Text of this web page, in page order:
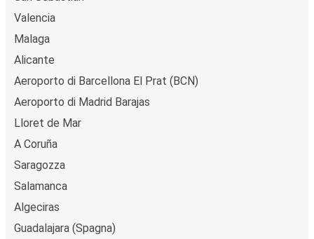
Valencia
Malaga
Alicante
Aeroporto di Barcellona El Prat (BCN)
Aeroporto di Madrid Barajas
Lloret de Mar
A Coruña
Saragozza
Salamanca
Algeciras
Guadalajara (Spagna)